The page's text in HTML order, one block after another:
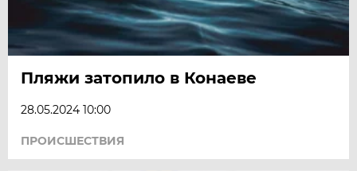
Пляжи затопило в Конаеве
28.05.2024 10:00
ПРОИСШЕСТВИЯ